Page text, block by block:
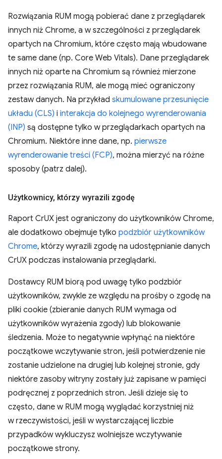
Rozwiązania RUM mogą pobierać dane z przeglądarek
innych niż Chrome, a w szczególności z przeglądarek
opartych na Chromium, które często mają wbudowane
te same dane (np. Core Web Vitals). Dane przeglądarek
innych niż oparte na Chromium są również mierzone
przez rozwiązania RUM, ale mogą mieć ograniczony
zestaw danych. Na przykład skumulowane przesunięcie
układu (CLS) i interakcja do kolejnego wyrenderowania
(INP) są dostępne tylko w przeglądarkach opartych na
Chromium. Niektóre inne dane, np. pierwsze
wyrenderowanie treści (FCP), można mierzyć na różne
sposoby (patrz dalej).
Użytkownicy, którzy wyrazili zgodę
Raport CrUX jest ograniczony do użytkowników Chrome,
ale dodatkowo obejmuje tylko podzbiór użytkowników
Chrome, którzy wyrazili zgodę na udostępnianie danych
CrUX podczas instalowania przeglądarki.
Dostawcy RUM biorą pod uwagę tylko podzbiór
użytkowników, zwykle ze względu na prośby o zgodę na
pliki cookie (zbieranie danych RUM wymaga od
użytkowników wyrażenia zgody) lub blokowanie
śledzenia. Może to negatywnie wpłynąć na niektóre
początkowe wczytywanie stron, jeśli potwierdzenie nie
zostanie udzielone na drugiej lub kolejnej stronie, gdy
niektóre zasoby witryny zostały już zapisane w pamięci
podręcznej z poprzednich stron. Jeśli dzieje się to
często, dane w RUM mogą wyglądać korzystniej niż
w rzeczywistości, jeśli w wystarczającej liczbie
przypadków wykluczysz wolniejsze wczytywanie
początkowe strony.